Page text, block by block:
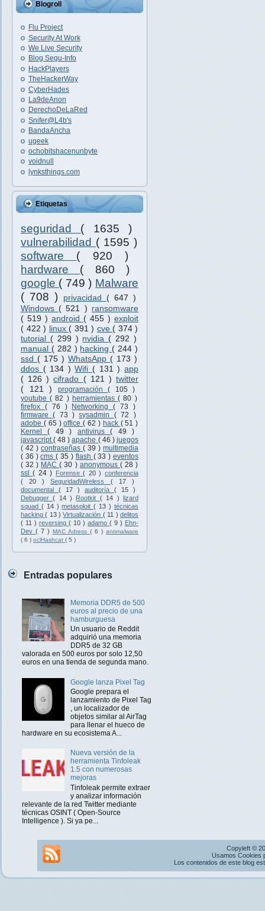
Blogroll
Flu Project
Security At Work
We Live Security
Blog Segu-Info
HackPlayers
TheHackerWay
CyberHades
La9deAnon
DerechoDeLaRed
Snifer@L4b's
BandaAncha
ugeek
ochobitshacenunbyte
voidnull
lynksthings.com
Etiquetas
seguridad ( 1635 )
vulnerabilidad ( 1595 )
software ( 920 )
hardware ( 860 )
google ( 749 ) Malware
( 708 )
privacidad ( 647 )
Windows ( 521 ) ransomware
( 519 ) android ( 455 ) exploit
( 422 ) linux ( 391 ) cve ( 374 )
tutorial ( 299 ) nvidia ( 292 )
manual ( 282 ) hacking ( 244 )
ssd ( 175 ) WhatsApp ( 173 )
ddos ( 134 )Wifi ( 131 ) app
( 126 )cifrado ( 121 )twitter
( 121 ) programación( 105 )
youtube( 82 ) herramientas( 80 )
firefox ( 76 ) Networking( 73 )
firmware( 73 )sysadmin ( 72 )
adobe ( 65 )office( 62 ) hack ( 51 )
Kernel( 49 ) antivirus( 49 )
javascript( 48 )apache ( 46 ) juegos
( 42 ) contraseñas ( 39 ) multimedia
( 36 )cms( 35 ) flash ( 33 )eventos
( 32 ) MAC( 30 ) anonymous ( 28 )
ssl( 24 ) Forense( 20 ) conferencia
( 20 )SeguridadWireless ( 17 )
documental ( 17 ) auditoría ( 15 )
Debugger( 14 ) Rootkit ( 14 ) lizard
squad ( 14 )metasploit( 13 ) técnicas
hacking( 13 )Virtualización ( 11 ) delitos
( 11 ) reversing ( 10 ) adamo ( 9 ) Ehn-
Dev ( 7 ) MAC Adress ( 6 ) antimalware
( 6 ) oclHashcat ( 5 )
Entradas populares
Memoria DDR5 de 500
euros al precio de una
hamburguesa
Un usuario de Reddit
adquirió una memoria
DDR5 de 32 GB
valorada en 500 euros por solo 12,50
euros en una tienda de segunda mano.
Google lanza Pixel Tag
Google prepara el
lanzamiento de Pixel Tag
, un localizador de
objetos similar al AirTag
para llenar el hueco de
hardware en su ecosistema A...
Nueva versión de la
herramienta Tinfoleak
1.5 con numerosas
mejoras
Tinfoleak permite extraer
y analizar información
relevante de la red Twitter mediante
técnicas OSINT ( Open-Source
Intelligence ). Si ya pe...
Copyleft ©
Usamos Cookies
Los contenidos de este blog